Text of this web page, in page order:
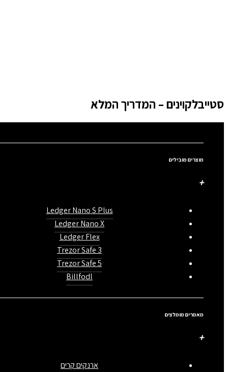
סטייבלקוינים – המדריך המלא
מוצרים מובילים
Ledger Nano S Plus
Ledger Nano X
Ledger Flex
Trezor Safe 3
Trezor Safe 5
Billfodl
מאמרים מומלצים
ארנקים קרים